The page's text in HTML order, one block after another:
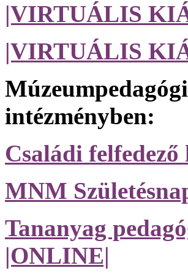
|VIRTUÁLIS
|VIRTUÁLIS
intézményben:
Családi felfedező
MNM
Tananyag
|ONLINE|